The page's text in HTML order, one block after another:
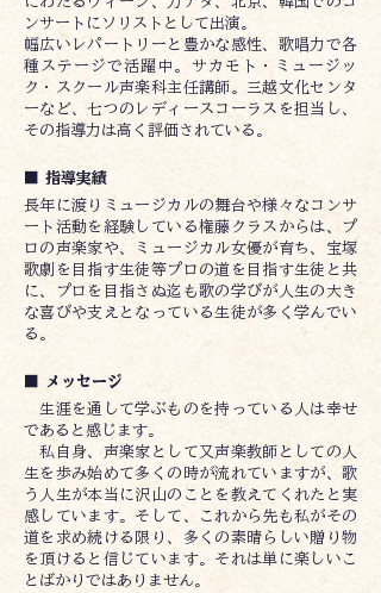
ンサートにソリストとして出演。
幅広いレパートリーと豊かな感性、歌唱力で各
種ステージで活躍中。サカモト・ミュージッ
ク・スクール声楽科主任講師。三越文化センタ
ーなど、七つのレディースコーラスを担当し、
その指導力は高く評価されている。
■ 指導実績
長年に渡りミュージカルの舞台や様々なコンサ
ート活動を経験している権藤クラスからは、プ
ロの声楽家や、ミュージカル女優が育ち、宝塚
歌劇を目指す生徒等プロの道を目指す生徒と共
に、プロを目指さぬ迄も歌の学びが人生の大き
な喜びや支えとなっている生徒が多く学んでい
る。
■ メッセージ
生涯を通して学ぶものを持っている人は幸せ
であると感じます。
私自身、声楽家として又声楽教師としての人
生を歩み始めて多くの時が流れていますが、歌
う人生が本当に沢山のことを教えてくれたと実
感しています。そして、これから先も私がその
道を求め続ける限り、多くの素晴らしい贈り物
を頂けると信じています。それは単に楽しいこ
とばかりではありません。